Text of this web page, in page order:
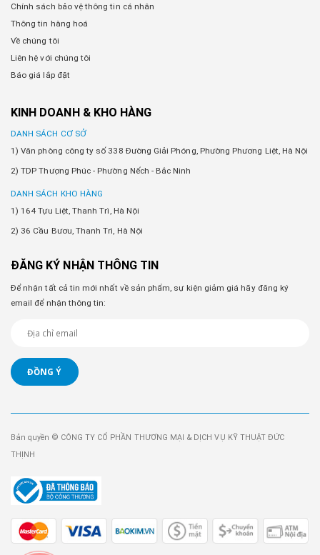
Chính sách bảo vệ thông tin cá nhân
Thông tin hàng hoá
Về chúng tôi
Liên hệ với chúng tôi
Báo giá lắp đặt
KINH DOANH & KHO HÀNG
DANH SÁCH CƠ SỞ
1) Văn phòng công ty số 338 Đường Giải Phóng, Phường Phương Liệt, Hà Nội
2) TDP Thượng Phúc - Phường Nếch - Bắc Ninh
DANH SÁCH KHO HÀNG
1) 164 Tựu Liệt, Thanh Trì, Hà Nội
2) 36 Cầu Bươu, Thanh Trì, Hà Nội
ĐĂNG KÝ NHẬN THÔNG TIN
Để nhận tất cả tin mới nhất về sản phẩm, sự kiện giảm giá hãy đăng ký
email để nhận thông tin:
ĐỒNG Ý
Bản quyền © CÔNG TY CỔ PHẦN THƯƠNG MẠI & DỊCH VỤ KỸ THUẬT ĐỨC
THỊNH